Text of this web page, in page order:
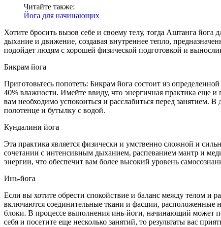
Читайте также:
Йога для начинающих
Хотите бросить вызов себе и своему телу, тогда Аштанга
дыхание и движение, создавая внутреннее тепло,
подойдет людям с хорошей физической подготовкой и
Бикрам йога
Приготовьтесь попотеть: Бикрам йога состоит из
40% влажности. Имейте ввиду, что энергичная практика еще
вам необходимо успокоиться и расслабиться перед занятием.
полотенце и бутылку с водой.
Кундалини йога
Эта практика является физически и умственно сложной и
сочетании с интенсивным дыханием, распеванием мантр и
энергии, что обеспечит вам более высокий уровень
Инь-йога
Если вы хотите обрести спокойствие и баланс между телом и
включаются соединительные ткани и фасции, расположенные
блоки. В процессе выполнения инь-йоги, начинающий может
себя и посетите еще несколько занятий, то результаты вас